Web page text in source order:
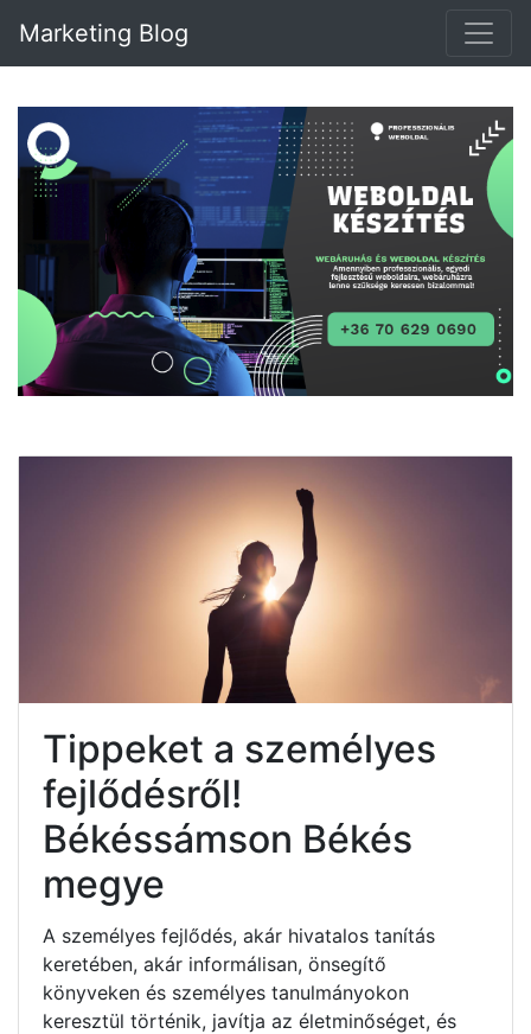
Marketing Blog
Tippeket a személyes
fejlődésről!
Békéssámson Békés
megye
A személyes fejlődés, akár hivatalos tanítás
keretében, akár informálisan, önsegítő
könyveken és személyes tanulmányokon
keresztül történik, javítja az életminőséget, és